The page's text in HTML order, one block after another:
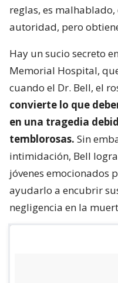
reglas, es
autoridad, pero
Hay un sucio secreto
Memorial Hospital,
cuando el Dr. Bell, el
convierte lo que
en una tragedia
temblorosas. Sin
intimidación, Bell
jóvenes emocionados
ayudarlo a encubrir
negligencia en la